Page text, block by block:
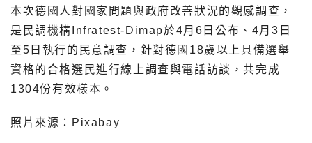
本次德國人對國家問題與政府改善狀況的觀感調查，
是民調機構Infratest-Dimap於4月6日公布、4月3日
至5日執行的民意調查，針對德國18歲以上具備選舉
資格的合格選民進行線上調查與電話訪談，共完成
1304份有效樣本。
照片來源：Pixabay